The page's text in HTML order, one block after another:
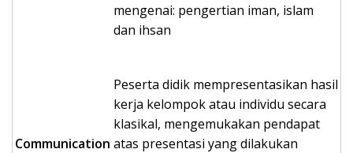
mengenai: pengertian iman, islam
dan ihsan
Communication
Peserta didik mempresentasikan hasil
kerja kelompok atau individu secara
klasikal, mengemukakan pendapat
atas presentasi yang dilakukan